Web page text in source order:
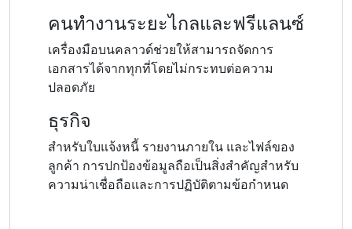
คนทำงานระยะไกลและฟรีแลนซ์
เครื่องมือบนคลาวด์ช่วยให้สามารถจัดการ
เอกสารได้จากทุกที่โดยไม่กระทบต่อความ
ปลอดภัย
ธุรกิจ
สำหรับใบแจ้งหนี้ รายงานภายใน และไฟล์ของ
ลูกค้า การปกป้องข้อมูลถือเป็นสิ่งสำคัญสำหรับ
ความน่าเชื่อถือและการปฏิบัติตามข้อกำหนด